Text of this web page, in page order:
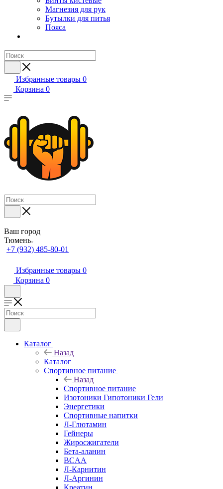
Магнезия для рук
Бутылки для питья
Пояса
Избранные товары 0
Корзина 0
Ваш город
Тюмень
+7 (932) 485-80-01
Избранные товары 0
Корзина 0
Каталог
Назад
Каталог
Спортивное питание
Назад
Спортивное питание
Изотоники Гипотоники Гели
Энергетики
Спортивные напитки
Л-Глютамин
Гейнеры
Жиросжигатели
Бета-аланин
BCAA
Л-Карнитин
Л-Аргинин
Креатин